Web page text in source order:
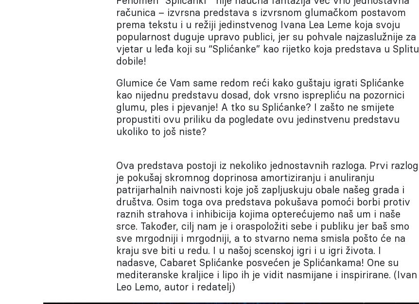
računica – izvrsna predstava s izvrsnom glumačkom postavom
prema tekstu i u režiji jedinstvenog Ivana Lea Leme koja svoju
popularnost duguje upravo publici, jer su pohvale najzaslužnije za
vjetar u leđa koji su “Splićanke” kao rijetko koja predstava u Splitu
dobile!
Glumice će Vam same redom reći kako guštaju igrati Splićanke
kao nijednu predstavu dosad, dok vrsno isprepliću na pozornici
glumu, ples i pjevanje! A tko su Splićanke? I zašto ne smijete
propustiti ovu priliku da pogledate ovu jedinstvenu predstavu
ukoliko to još niste?
Ova predstava postoji iz nekoliko jednostavnih razloga. Prvi razlog
je pokušaj skromnog doprinosa amortiziranju i anuliranju
patrijarhalnih naivnosti koje još zapljuskuju obale našeg grada i
društva. Osim toga ova predstava pokušava pomoći borbi protiv
raznih strahova i inhibicija kojima opterećujemo naš um i naše
srce. Također, cilj nam je i oraspoložiti sebe i publiku jer baš smo
sve mrgodniji i mrgodniji, a to stvarno nema smisla pošto će na
kraju sve biti u redu. I u našoj scenskoj igri i u igri života. I
nadasve, Cabaret Splićanke posvećen je Splićankama! One su
mediteranske kraljice i lipo ih je vidit nasmijane i inspirirane. (Ivan
Leo Lemo, autor i redatelj)